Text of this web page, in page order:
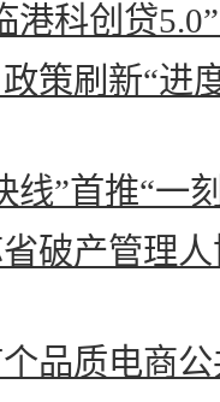
港科创贷
策刷新“进
线”首推“一
破产管理
品质电商